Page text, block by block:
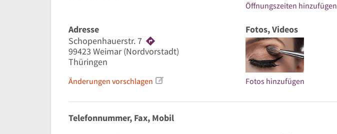
Öffnungszeiten hinzufügen
Adresse
Schopenhauerstr. 7
99423 Weimar(Nordvorstadt)
Thüringen
Änderungen vorschlagen
Fotos, Videos
Fotos hinzufügen
Telefonnummer, Fax, Mobil